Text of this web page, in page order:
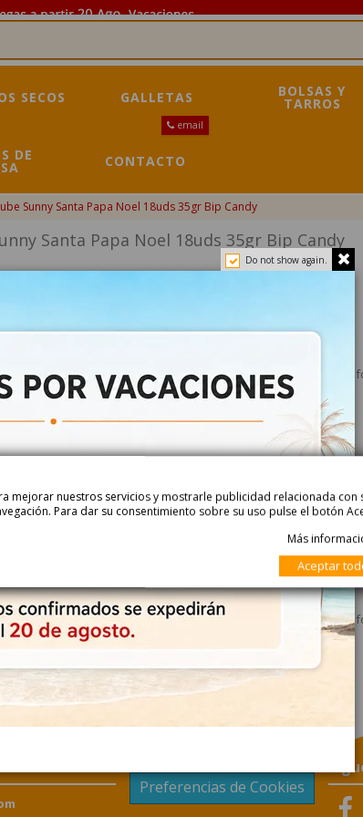
SECOS GALLETAS BOLSAS Y
TARROS
DE CONTACTO
email
Sunny Santa Papa Noel 18uds 35gr Bip Candy
Santa Papa Noel 18uds 35gr Bip Candy
Papa Noel 18uds 35gr Bip Candy son piruletas de Nube
Detalle del
Santa Papa Noel 18uds 35gr Bip Candy
Papa Noel 18uds 35gr Bip Candy son piruletas de Nube
Preferencias de Cookies
Do not show again.
mejorar nuestros servicios y mostrarle publicidad relacionada con
Para dar su consentimiento sobre su uso pulse el botón
Más
Aceptar